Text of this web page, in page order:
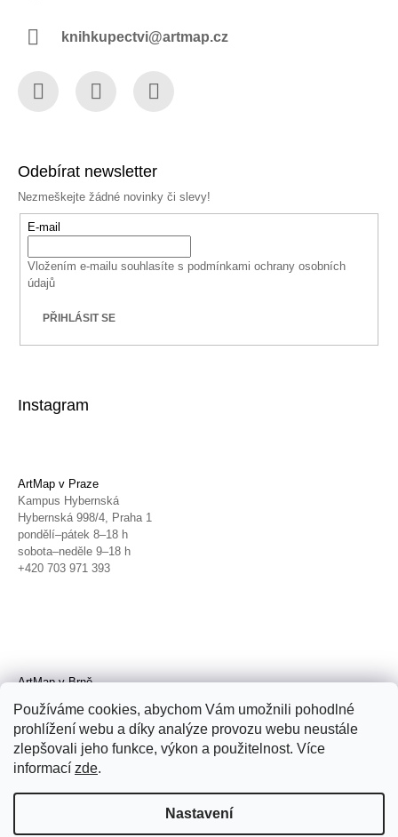
Používáme cookies, abychom Vám umožnili pohodlné
prohlížení webu a díky analýze provozu webu neustále
zlepšovali jeho funkce, výkon a použitelnost. Více
informací zde.
Nastavení
knihkupectvi@artmap.cz
Odebírat newsletter
Nezmeškejte žádné novinky či slevy!
E-mail
Vložením e-mailu souhlasíte s podmínkami ochrany osobních
údajů
PŘIHLÁSIT SE
Instagram
ArtMap v Praze
Kampus Hybernská
Hybernská 998/4, Praha 1
pondělí–pátek 8–18 h
sobota–neděle 9–18 h
+420 703 971 393
ArtMap v Brně
Radnická 4, Brno
úterý–pátek 11–19 h
sobota 14–19 h
+420 702 152 298